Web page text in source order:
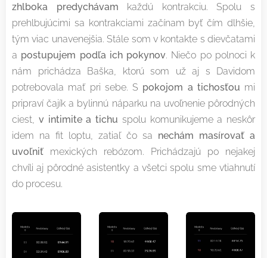
zhlboka predychávam každú kontrakciu. Spolu s
prehlbujúcimi sa kontrakciami začínam byť čím dlhšie,
tým viac unavenejšia. Stále som v kontakte s dievčatami
a postupujem podľa ich pokynov. Niečo po polnoci k
nám prichádza Baška, ktorú som už aj s Davidom
potrebovala mať pri sebe. S pokojom a tichosťou mi
pripraví čajík a bylinnú náparku na uvoľnenie pôrodných
ciest, v intimite a tichu spolu komunikujeme a neskôr
idem na fit loptu, zatiaľ čo sa nechám masírovať a
uvoľniť mexických rebózom. Prichádzajú po nejakej
chvíli aj pôrodné asistentky a všetci spolu sme vtiahnutí
do procesu.